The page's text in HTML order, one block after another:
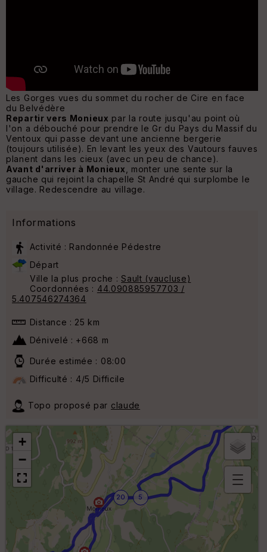
Les Gorges vues du sommet du rocher de Cire en face
du Belvédère
Repartir vers Monieux par la route jusqu'au point où
l'on a débouché pour prendre le Gr du Pays du Massif du
Ventoux qui passe devant une ancienne bergerie
(toujours utilisée). En levant les yeux des Vautours fauves
planent dans les cieux (avec un peu de chance).
Avant d'arriver à Monieux , monter une sente sur la
gauche qui rejoint la chapelle St André qui surplombe le
village. Redescendre au village.
Informations
Activité : Randonnée Pédestre
Départ
Ville la plus proche :Sault (vaucluse)
Coordonnées : 44.090885957703 /
5.407546274364
Distance : 25 km
Dénivelé : +668 m
Durée estimée : 08:00
Difficulté : 4/5 Difficile
Topo proposé par claude
5
20
+
−
B
or
n
e